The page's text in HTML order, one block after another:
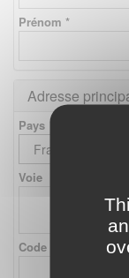
Prénom *
Adresse
Pays
France
Voie
Code postal